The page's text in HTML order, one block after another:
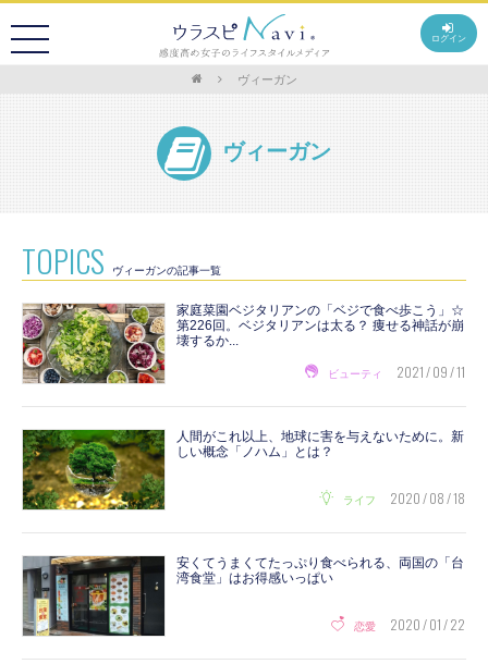
ログイン
ヴィーガン
ヴィーガン
TOPICS ヴィーガンの記事一覧
家庭菜園ベジタリアンの「ベジで食べ歩こう」☆
第226回。ベジタリアンは太る？ 痩せる神話が崩
壊するか...
ビューティ 2021 / 09 / 11
人間がこれ以上、地球に害を与えないために。新
しい概念「ノハム」とは？
ライフ 2020 / 08 / 18
安くてうまくてたっぷり食べられる、両国の「台
湾食堂」はお得感いっぱい
恋愛 2020 / 01 / 22